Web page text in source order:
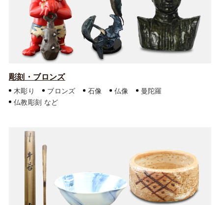
彫刻・ブロンズ
木彫り ブロンズ 石像 仏像
曼陀羅
仏教彫刻